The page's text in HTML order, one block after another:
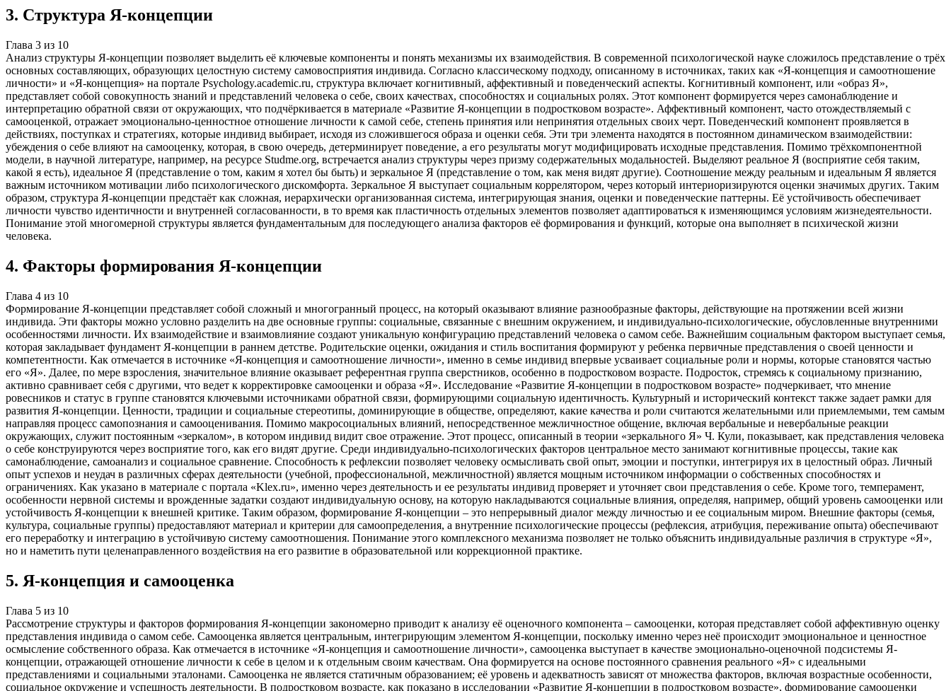
3. Структура Я-концепции
Глава 3 из 10
Анализ структуры Я-концепции позволяет выделить её ключевые компоненты и понять механизмы их взаимодействия. В современной психологической науке сложилось представление о трёх
основных составляющих, образующих целостную систему самовосприятия индивида. Согласно классическому подходу, описанному в источниках, таких как «Я-концепция и самоотношение
личности» и «Я-концепция» на портале Psychology.academic.ru, структура включает когнитивный, аффективный и поведенческий аспекты. Когнитивный компонент, или «образ Я»,
представляет собой совокупность знаний и представлений человека о себе, своих качествах, способностях и социальных ролях. Этот компонент формируется через самонаблюдение и
интерпретацию обратной связи от окружающих, что подчёркивается в материале «Развитие Я-концепции в подростковом возрасте». Аффективный компонент, часто отождествляемый с
самооценкой, отражает эмоционально-ценностное отношение личности к самой себе, степень принятия или непринятия отдельных своих черт. Поведенческий компонент проявляется в
действиях, поступках и стратегиях, которые индивид выбирает, исходя из сложившегося образа и оценки себя. Эти три элемента находятся в постоянном динамическом взаимодействии:
убеждения о себе влияют на самооценку, которая, в свою очередь, детерминирует поведение, а его результаты могут модифицировать исходные представления. Помимо трёхкомпонентной
модели, в научной литературе, например, на ресурсе Studme.org, встречается анализ структуры через призму содержательных модальностей. Выделяют реальное Я (восприятие себя таким,
какой я есть), идеальное Я (представление о том, каким я хотел бы быть) и зеркальное Я (представление о том, как меня видят другие). Соотношение между реальным и идеальным Я является
важным источником мотивации либо психологического дискомфорта. Зеркальное Я выступает социальным коррелятором, через который интериоризируются оценки значимых других. Таким
образом, структура Я-концепции предстаёт как сложная, иерархически организованная система, интегрирующая знания, оценки и поведенческие паттерны. Её устойчивость обеспечивает
личности чувство идентичности и внутренней согласованности, в то время как пластичность отдельных элементов позволяет адаптироваться к изменяющимся условиям жизнедеятельности.
Понимание этой многомерной структуры является фундаментальным для последующего анализа факторов её формирования и функций, которые она выполняет в психической жизни
человека.
4. Факторы формирования Я-концепции
Глава 4 из 10
Формирование Я-концепции представляет собой сложный и многогранный процесс, на который оказывают влияние разнообразные факторы, действующие на протяжении всей жизни
индивида. Эти факторы можно условно разделить на две основные группы: социальные, связанные с внешним окружением, и индивидуально-психологические, обусловленные внутренними
особенностями личности. Их взаимодействие и взаимовлияние создают уникальную конфигурацию представлений человека о самом себе. Важнейшим социальным фактором выступает семья,
которая закладывает фундамент Я-концепции в раннем детстве. Родительские оценки, ожидания и стиль воспитания формируют у ребенка первичные представления о своей ценности и
компетентности. Как отмечается в источнике «Я-концепция и самоотношение личности», именно в семье индивид впервые усваивает социальные роли и нормы, которые становятся частью
его «Я». Далее, по мере взросления, значительное влияние оказывает референтная группа сверстников, особенно в подростковом возрасте. Подросток, стремясь к социальному признанию,
активно сравнивает себя с другими, что ведет к корректировке самооценки и образа «Я». Исследование «Развитие Я-концепции в подростковом возрасте» подчеркивает, что мнение
ровесников и статус в группе становятся ключевыми источниками обратной связи, формирующими социальную идентичность. Культурный и исторический контекст также задает рамки для
развития Я-концепции. Ценности, традиции и социальные стереотипы, доминирующие в обществе, определяют, какие качества и роли считаются желательными или приемлемыми, тем самым
направляя процесс самопознания и самооценивания. Помимо макросоциальных влияний, непосредственное межличностное общение, включая вербальные и невербальные реакции
окружающих, служит постоянным «зеркалом», в котором индивид видит свое отражение. Этот процесс, описанный в теории «зеркального Я» Ч. Кули, показывает, как представления человека
о себе конструируются через восприятие того, как его видят другие. Среди индивидуально-психологических факторов центральное место занимают когнитивные процессы, такие как
самонаблюдение, самоанализ и социальное сравнение. Способность к рефлексии позволяет человеку осмысливать свой опыт, эмоции и поступки, интегрируя их в целостный образ. Личный
опыт успехов и неудач в различных сферах деятельности (учебной, профессиональной, межличностной) является мощным источником информации о собственных способностях и
ограничениях. Как указано в материале с портала «Klex.ru», именно через деятельность и ее результаты индивид проверяет и уточняет свои представления о себе. Кроме того, темперамент,
особенности нервной системы и врожденные задатки создают индивидуальную основу, на которую накладываются социальные влияния, определяя, например, общий уровень самооценки или
устойчивость Я-концепции к внешней критике. Таким образом, формирование Я-концепции – это непрерывный диалог между личностью и ее социальным миром. Внешние факторы (семья,
культура, социальные группы) предоставляют материал и критерии для самоопределения, а внутренние психологические процессы (рефлексия, атрибуция, переживание опыта) обеспечивают
его переработку и интеграцию в устойчивую систему самоотношения. Понимание этого комплексного механизма позволяет не только объяснить индивидуальные различия в структуре «Я»,
но и наметить пути целенаправленного воздействия на его развитие в образовательной или коррекционной практике.
5. Я-концепция и самооценка
Глава 5 из 10
Рассмотрение структуры и факторов формирования Я-концепции закономерно приводит к анализу её оценочного компонента – самооценки, которая представляет собой аффективную оценку
представления индивида о самом себе. Самооценка является центральным, интегрирующим элементом Я-концепции, поскольку именно через неё происходит эмоциональное и ценностное
осмысление собственного образа. Как отмечается в источнике «Я-концепция и самоотношение личности», самооценка выступает в качестве эмоционально-оценочной подсистемы Я-
концепции, отражающей отношение личности к себе в целом и к отдельным своим качествам. Она формируется на основе постоянного сравнения реального «Я» с идеальными
представлениями и социальными эталонами. Самооценка не является статичным образованием; её уровень и адекватность зависят от множества факторов, включая возрастные особенности,
социальное окружение и успешность деятельности. В подростковом возрасте, как показано в исследовании «Развитие Я-концепции в подростковом возрасте», формирование самооценки